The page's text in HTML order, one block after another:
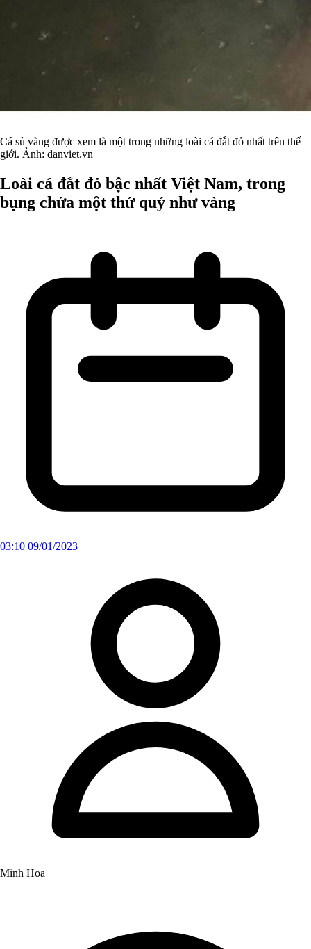
Cá sủ vàng được xem là một trong những loài cá đắt đỏ nhất trên thế
giới. Ảnh: danviet.vn
Loài cá đắt đỏ bậc nhất Việt Nam, trong
bụng chứa một thứ quý như vàng
03:10 09/01/2023
Minh Hoa